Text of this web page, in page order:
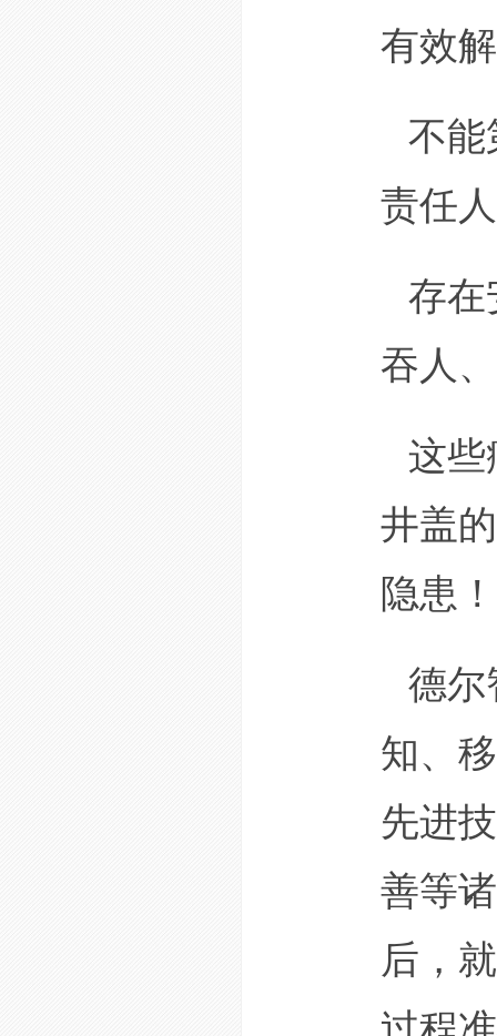
有效
不能
责任
存在
吞人
这些
井盖
隐患！
德尔
知、
先进
善等
后，